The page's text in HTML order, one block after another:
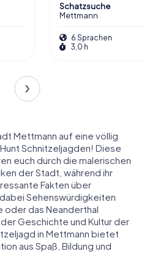
Schatzsuche
Mettmann
6 Sprachen
3,0 h
Mettmann auf eine völlig
Schnitzeljagden! Diese
euch durch die malerischen
der Stadt, während ihr
Fakten über
Sehenswürdigkeiten
oder das Neanderthal
Geschichte und Kultur der
in Mettmann bietet
aus Spaß, Bildung und